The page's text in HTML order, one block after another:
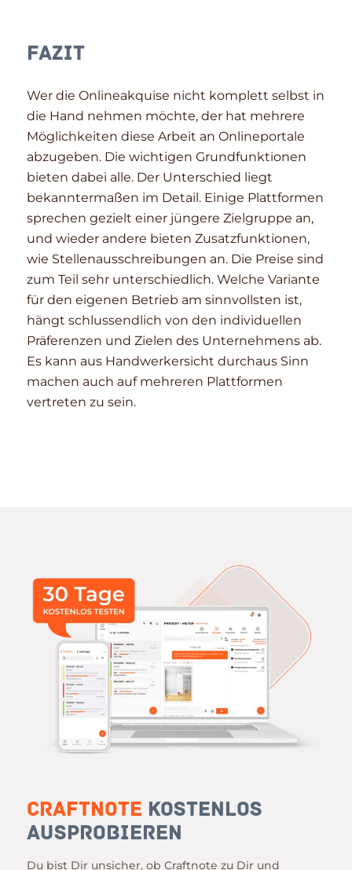
Fazit
Wer die Onlineakquise nicht komplett selbst in
die Hand nehmen möchte, der hat mehrere
Möglichkeiten diese Arbeit an Onlineportale
abzugeben. Die wichtigen Grundfunktionen
bieten dabei alle. Der Unterschied liegt
bekanntermaßen im Detail. Einige Plattformen
sprechen gezielt einer jüngere Zielgruppe an,
und wieder andere bieten Zusatzfunktionen,
wie Stellenausschreibungen an. Die Preise sind
zum Teil sehr unterschiedlich. Welche Variante
für den eigenen Betrieb am sinnvollsten ist,
hängt schlussendlich von den individuellen
Präferenzen und Zielen des Unternehmens ab.
Es kann aus Handwerkersicht durchaus Sinn
machen auch auf mehreren Plattformen
vertreten zu sein.
Craftnote kostenlos
ausprobieren
Du bist Dir unsicher, ob Craftnote zu Dir und